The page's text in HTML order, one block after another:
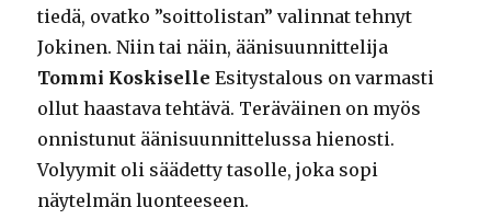
tiedä, ovatko ”soittolistan” valinnat tehnyt
Jokinen. Niin tai näin, äänisuunnittelija
Tommi Koskiselle Esitystalous on varmasti
ollut haastava tehtävä. Teräväinen on myös
onnistunut äänisuunnittelussa hienosti.
Volyymit oli säädetty tasolle, joka sopi
näytelmän luonteeseen.